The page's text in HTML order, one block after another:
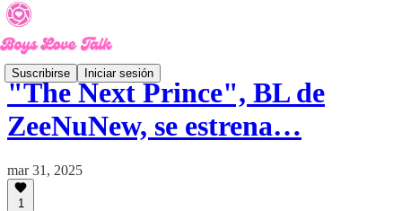
Suscribirse Iniciar sesión
"The Next Prince", BL de
ZeeNuNew, se estrena…
mar 31, 2025
1